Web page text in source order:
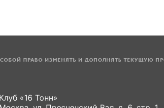
СОБОЙ ПРАВО ИЗМЕНЯТЬ И ДОПОЛНЯТЬ ТЕКУЩУЮ
Клуб «16 Тонн»